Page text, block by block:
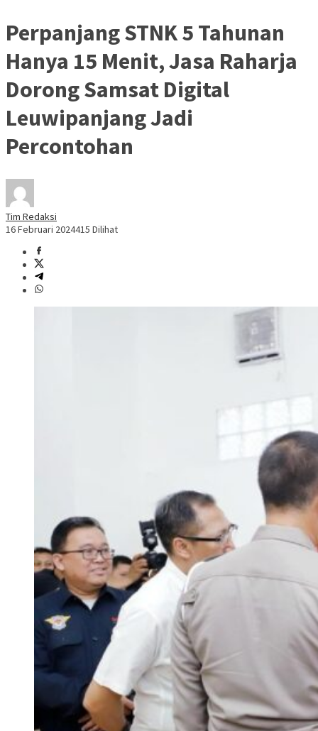
Perpanjang STNK 5 Tahunan
Hanya 15 Menit, Jasa Raharja
Dorong Samsat Digital
Leuwipanjang Jadi
Percontohan
Tim Redaksi
16 Februari 2024415 Dilihat